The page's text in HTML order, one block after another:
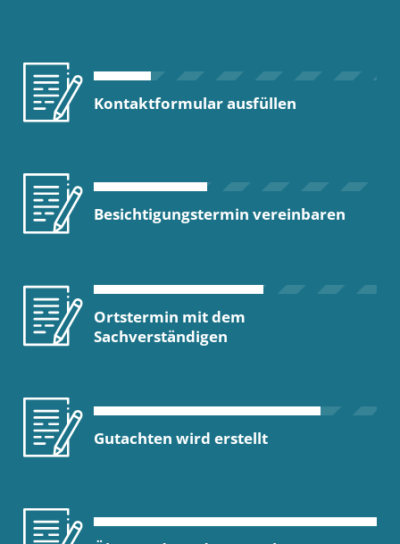
Kontaktformular ausfüllen
Besichtigungstermin vereinbaren
Ortstermin mit dem
Sachverständigen
Gutachten wird erstellt